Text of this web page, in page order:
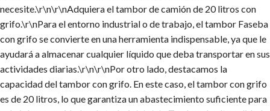
necesite.\r\n\r\nAdquiera el tambor de camión de 20 litros con
grifo.\r\nPara el entorno industrial o de trabajo, el tambor Faseba
con grifo se convierte en una herramienta indispensable, ya que le
ayudará a almacenar cualquier líquido que deba transportar en sus
actividades diarias.\r\n\r\nPor otro lado, destacamos la
capacidad del tambor con grifo. En este caso, el tambor con grifo
es de 20 litros, lo que garantiza un abastecimiento suficiente para